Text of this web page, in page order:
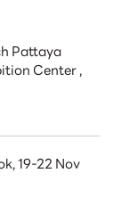
Pattaya
Center ,
19-22 Nov